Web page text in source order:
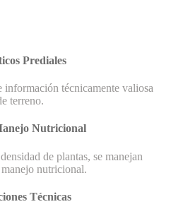
Prediales
información técnicamente valiosa
terreno.
Nutricional
de plantas, se manejan
manejo nutricional.
Técnicas